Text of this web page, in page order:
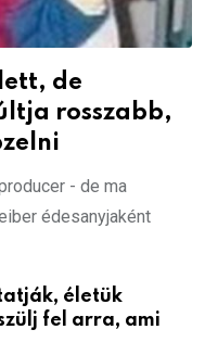
de
rosszabb,
- de ma
édesanyjaként
életük
fel arra, ami